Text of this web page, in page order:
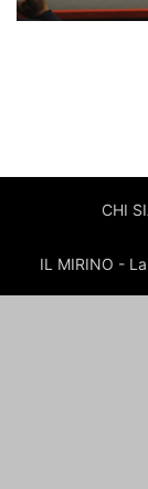
CHI
IL MIRINO -